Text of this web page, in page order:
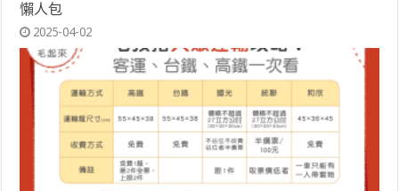
懶人包
2025-04-02